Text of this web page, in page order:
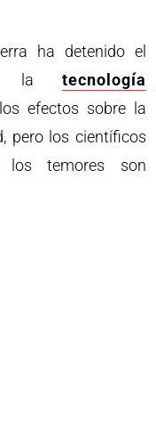
ha detenido el
la tecnología
efectos sobre la
pero los científicos
temores son